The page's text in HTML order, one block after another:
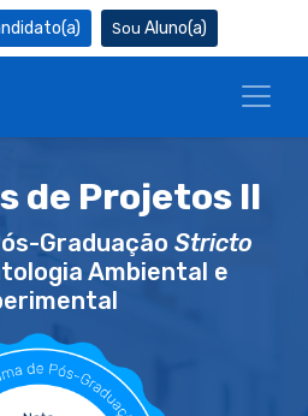
Aluno(a)
de Projetos II
Graduação Stricto
Ambiental e